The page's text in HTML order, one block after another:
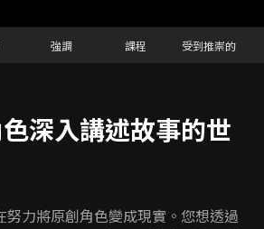
Shortcuts
強調 課程 受到推崇的
深入講述故事的世
努力將原創角色變成現實。您想透過